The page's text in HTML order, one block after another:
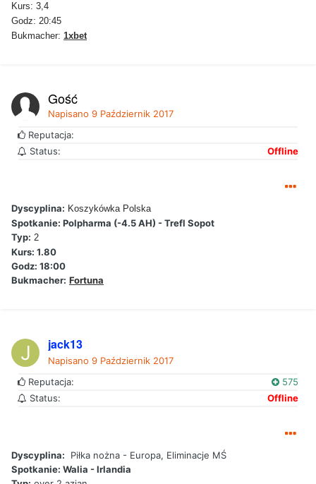
Kurs: 3,4
Godz: 20:45
Bukmacher: 1xbet
Gość
Napisano 9 Październik 2017
Reputacja:
Status:
Offline
Dyscyplina: Koszykówka Polska
Spotkanie: Polpharma (-4.5 AH) - Trefl Sopot
Typ: 2
Kurs: 1.80
Godz: 18:00
Bukmacher: Fortuna
jack13
Napisano 9 Październik 2017
Reputacja:
575
Status:
Offline
Dyscyplina: Piłka nożna - Europa, Eliminacje MŚ
Spotkanie: Walia - Irlandia